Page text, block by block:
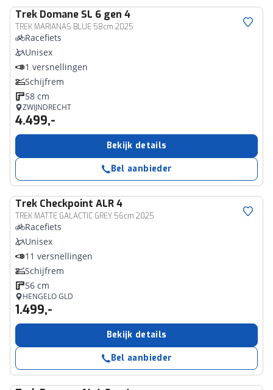
Trek Domane SL 6 gen 4
TREK MARIANAS BLUE 58cm 2025
Racefiets
Unisex
1 versnellingen
Schijfrem
58 cm
ZWIJNDRECHT
4.499,-
Bekijk details
Bel aanbieder
Trek Checkpoint ALR 4
TREK MATTE GALACTIC GREY 56cm 2025
Racefiets
Unisex
11 versnellingen
Schijfrem
56 cm
HENGELO GLD
1.499,-
Bekijk details
Bel aanbieder